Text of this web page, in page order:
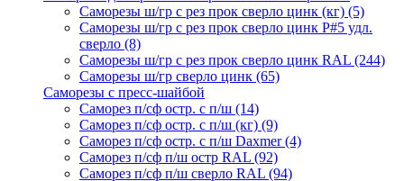
Саморезы ш/гр с рез прок сверло цинк (кг) (5)
Саморезы ш/гр с рез прок сверло цинк P#5 удл.
сверло (8)
Саморезы ш/гр с рез прок сверло цинк RAL (244)
Саморезы ш/гр сверло цинк (65)
Саморезы с пресс-шайбой
Саморез п/сф остр. с п/ш (14)
Саморез п/сф остр. с п/ш (кг) (9)
Саморез п/сф остр. с п/ш Daxmer(4)
Саморез п/сф п/ш остр RAL (92)
Саморез п/сф п/ш сверло RAL (94)